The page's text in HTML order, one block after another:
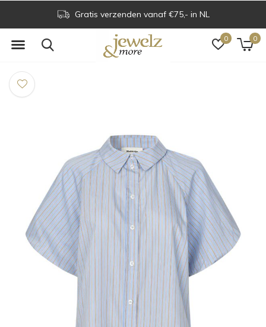
0 0
Gratis verzenden vanaf €75,- in NL